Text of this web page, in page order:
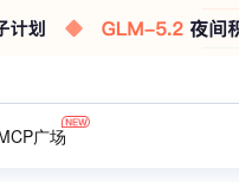
广场